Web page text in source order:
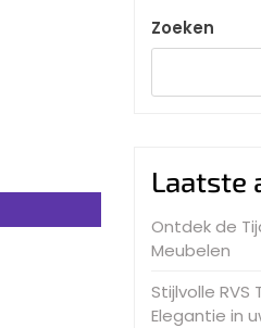
Zoeken
Laatste
Ontdek de
Meubelen
Stijlvolle
Elegantie in